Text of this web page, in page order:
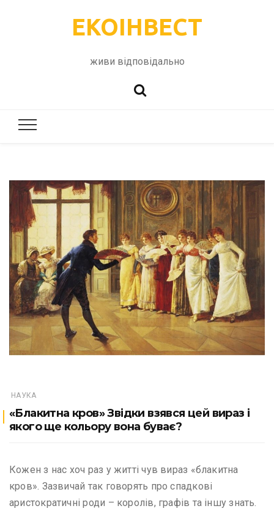
ЕКОІНВЕСТ
живи відповідально
НАУКА
«Блакитна кров» Звідки взявся цей вираз і
якого ще кольору вона буває?
Кожен з нас хоч раз у житті чув вираз «блакитна
кров». Зазвичай так говорять про спадкові
аристократичні роди – королів, графів та іншу знать.